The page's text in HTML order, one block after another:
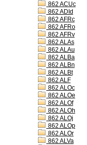
862 ACUc
862 ADId
862 AFRc
862 AFRo
862 AFRv
862 ALAs
862 ALAu
862 ALBa
862 ALBn
862 ALBt
862 ALF
862 ALOc
862 ALOe
862 ALOf
862 ALOh
862 ALOj
862 ALOp
862 ALOr
862 ALVa